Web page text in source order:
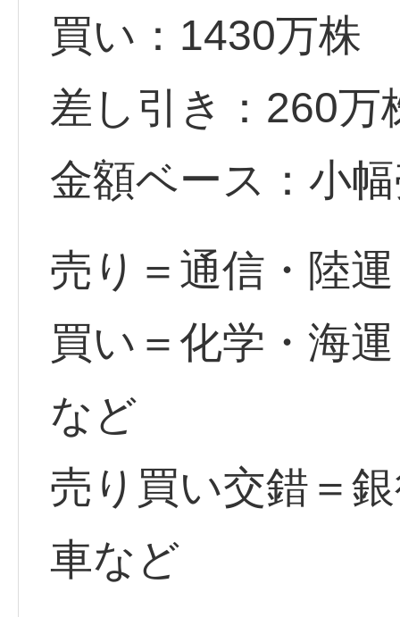
買い：1430万株
差し引き：260万
金額ベース：小
売り＝通信・陸
買い＝化学・海
など
売り買い交錯＝
車など